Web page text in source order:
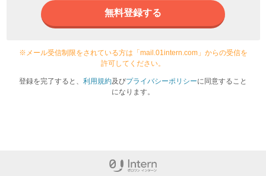
無料登録する
※メール受信制限をされている方は「mail.01intern.com」からの受信を
許可してください。
登録を完了すると、 利用規約及びプライバシーポリシーに同意すること
になります。